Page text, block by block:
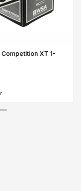
Competition XT 1-